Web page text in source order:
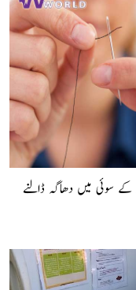
کے سوئی میں دھاگہ ڈالنے